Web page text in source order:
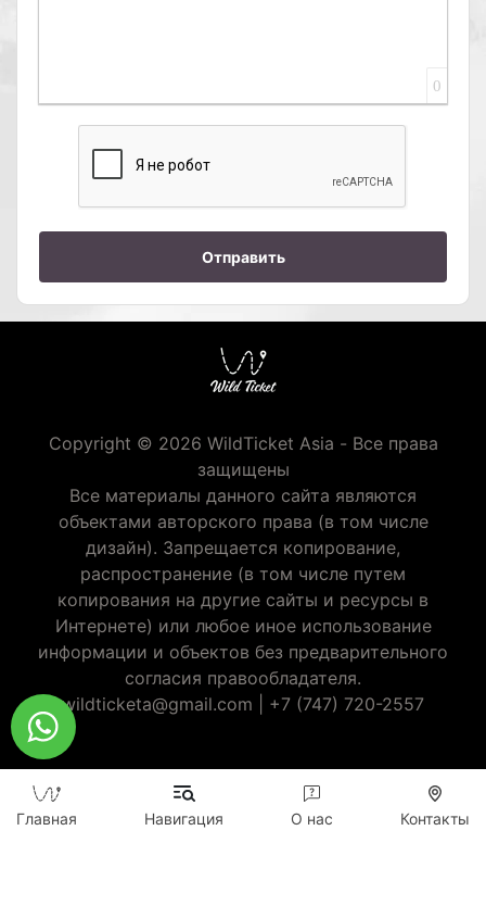
0
Отправить
Copyright © 2026 WildTicket Asia - Все права
защищены
Все материалы данного сайта являются
объектами авторского права (в том числе
дизайн). Запрещается копирование,
распространение (в том числе путем
копирования на другие сайты и ресурсы в
Интернете) или любое иное использование
информации и объектов без предварительного
согласия правообладателя.
wildticketa@gmail.com
+7 (747) 720-2557
Главная Навигация О нас Контакты